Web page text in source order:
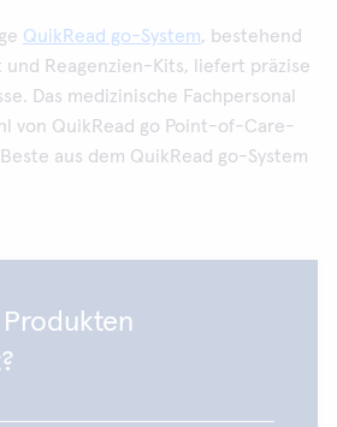
QuikRead go-System, bestehend
und Reagenzien-Kits, liefert präzise
Das medizinische Fachpersonal
von QuikRead go Point-of-Care-
aus dem QuikRead go-System
Produkten